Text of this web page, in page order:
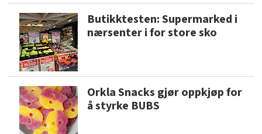
Butikktesten: Supermarked i
nærsenter i for store sko
Orkla Snacks gjør oppkjøp for
å styrke BUBS